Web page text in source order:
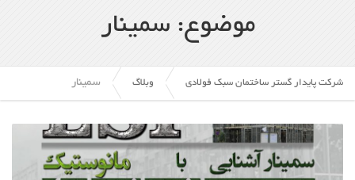
موضوع: سمینار
شرکت پایدار گستر ساختمان سبک فولادی وبلاگ سمینار